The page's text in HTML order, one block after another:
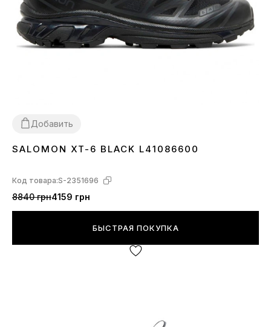
Добавить
4041 42 43 44 45
SALOMON XT-6 BLACK L41086600
Код товара:S-2351696
8840 грн4159 грн
БЫСТРАЯ ПОКУПКА